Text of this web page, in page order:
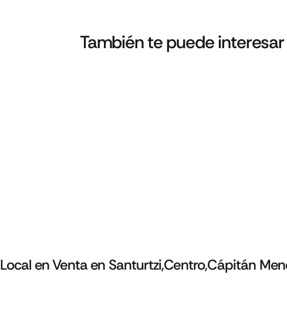
También te puede interesar
Local en Venta en Santurtzi,Centro,Cápitán